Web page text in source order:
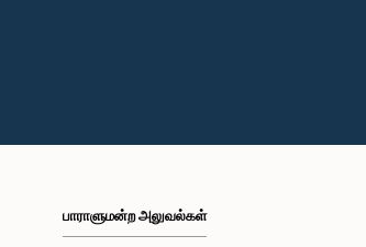
பாராளுமன்ற அலுவல்கள்